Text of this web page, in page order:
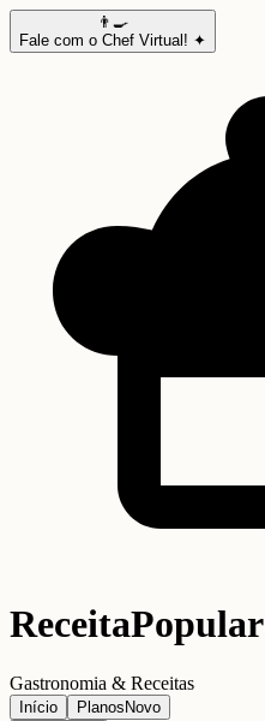
👨‍🍳
Fale com o Chef Virtual! ✦
ReceitaPopular
Gastronomia & Receitas
Início Planos Novo